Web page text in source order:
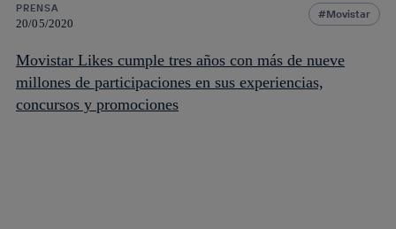
PRENSA
20/05/2020
Movistar
Movistar Likes cumple tres años con más de nueve
millones de participaciones en sus experiencias,
concursos y promociones